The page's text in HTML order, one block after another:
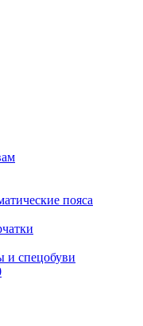
пояса
и спецобуви